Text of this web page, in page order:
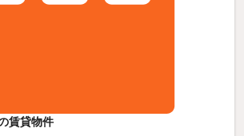
賃貸物件